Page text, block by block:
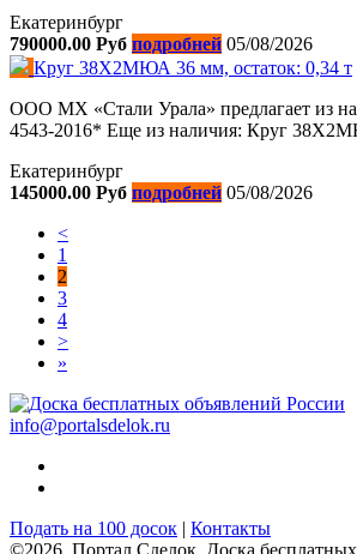
Екатеринбург
790000.00 Руб подробней 05/08/2026
Круг 38Х2МЮА 36 мм, остаток: 0,34 т
ООО МХ «Стали Урала» предлагает из
4543-2016* Еще из наличия: Круг
Екатеринбург
145000.00 Руб подробней 05/08/2026
<
1
2
3
4
>
»
info@portalsdelok.ru
Подать на 100 досок | Контакты
©2026. Портал Сделок. Доска